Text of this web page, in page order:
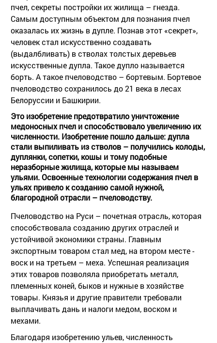
пчел, секреты постройки их жилища – гнезда.
Самым доступным объектом для познания пчел
оказалась их жизнь в дупле. Познав этот «секрет»,
человек стал искусственно создавать
(выдалбливать) в стволах толстых деревьев
искусственные дупла. Такое дупло называется
борть. А такое пчеловодство – бортевым. Бортевое
пчеловодство сохранилось до 21 века в лесах
Белоруссии и Башкирии.
Это изобретение предотвратило уничтожение
медоносных пчел и способствовало увеличению их
численности. Изобретение пошло дальше: дупла
стали выпиливать из стволов – получились колоды,
дуплянки, сопетки, кошы и тому подобные
неразборные жилища, которые мы называем
ульями. Освоенные технологии содержания пчел в
ульях привело к созданию самой нужной,
благородной отрасли – пчеловодству.
Пчеловодство на Руси – почетная отрасль, которая
способствовала созданию других отраслей и
устойчивой экономики страны. Главным
экспортным товаром стал мед, на втором месте -
воск и на третьем – меха. Успешная реализация
этих товаров позволяла приобретать металл,
племенных коней, быков и нужные в хозяйстве
товары. Князья и другие правители требовали
выплачивать дань и налоги медом, воском и
мехами.
Благодаря изобретению ульев, численность